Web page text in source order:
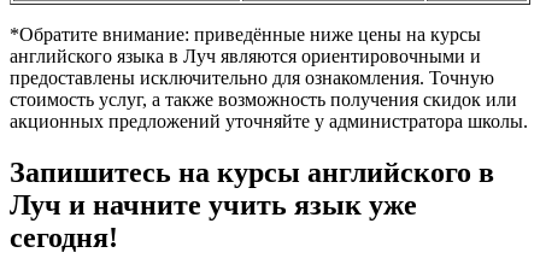
*Обратите внимание: приведённые ниже цены на курсы
английского языка в Луч являются ориентировочными и
предоставлены исключительно для ознакомления. Точную
стоимость услуг, а также возможность получения скидок или
акционных предложений уточняйте у администратора школы.
Запишитесь на курсы английского в
Луч и начните учить язык уже
сегодня!